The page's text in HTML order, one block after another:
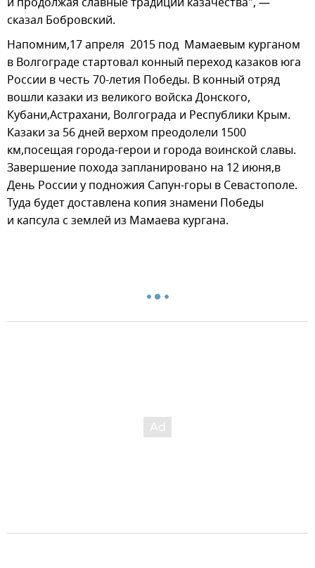
сказал Бобровский.
Напомним,17 апреля 2015 под Мамаевым курганом
в Волгограде стартовал конный переход казаков юга
России в честь 70-летия Победы. В конный отряд
вошли казаки из великого войска Донского,
Кубани,Астрахани, Волгограда и Республики Крым.
Казаки за 56 дней верхом преодолели 1500
км,посещая города-герои и города воинской славы.
Завершение похода запланировано на 12 июня,в
День России у подножия Сапун-горы в Севастополе.
Туда будет доставлена копия знамени Победы
и капсула с землей из Мамаева кургана.